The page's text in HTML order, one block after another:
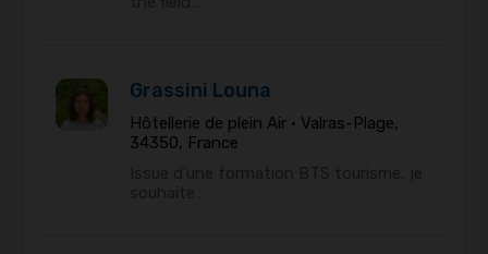
Grassini Louna
Hôtellerie de plein Air • Valras-Plage,
34350, France